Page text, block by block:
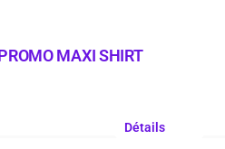
MAXI SHIRT
Détails